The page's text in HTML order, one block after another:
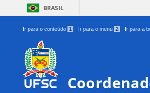
BRASIL
Ir para o conteúdo 1 Ir para o menu 2 Ir para a